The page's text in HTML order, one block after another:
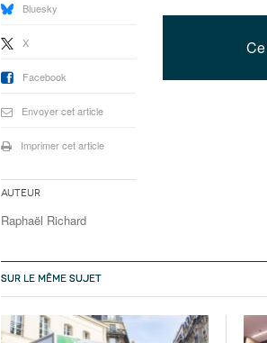
Bluesky
X
Facebook
Envoyer cet article
Imprimer cet article
Auteur
Raphaël Richard
SUR LE MÊME SUJET